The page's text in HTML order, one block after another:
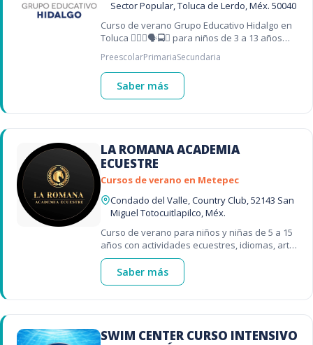
Sector Popular, Toluca de Lerdo, Méx. 50040
Curso de verano Grupo Educativo Hidalgo en
Toluca 🏊‍♂️🎨🗣️🚍🎉 para niños de 3 a 13 años
guardería y transporte
PreescolarPrimariaSecundaria
Saber más
LA ROMANA ACADEMIA
ECUESTRE
Cursos de verano en Metepec
Condado del Valle, Country Club, 52143 San
Miguel Totocuitlapilco, Méx.
Curso de verano para niños y niñas de 5 a 15
años con actividades ecuestres, idiomas, arte
y experiencias diseñadas para un verano
diferente. 🌞🐴✨
Saber más
SWIM CENTER CURSO INTENSIVO